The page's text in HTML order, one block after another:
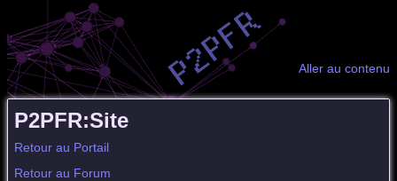
Aller au contenu
P2PFR:Site
Retour au Portail
Retour au Forum